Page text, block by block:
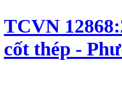
TCVN
cốt thép -